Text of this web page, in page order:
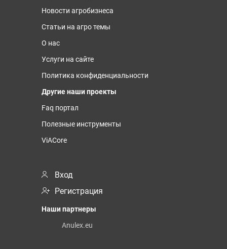
Новости агробизнеса
Статьи на агро темы
О нас
Услуги на сайте
Политика конфиденциальности
Другие наши проекты
Faq портал
Полезные инструменты
ViACore
Вход
Регистрация
Наши партнеры
Anulex.eu